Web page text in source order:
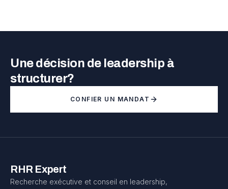
Une décision de leadership à
structurer?
CONFIER UN MANDAT
RHR Expert
Recherche exécutive et conseil en leadership,